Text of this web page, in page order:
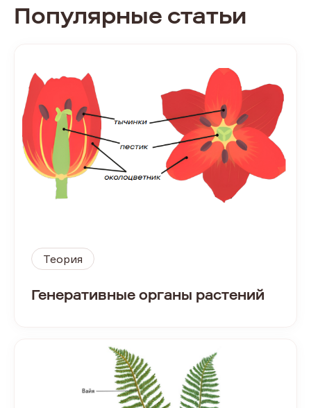
Популярные статьи
Теория
Генеративные органы растений